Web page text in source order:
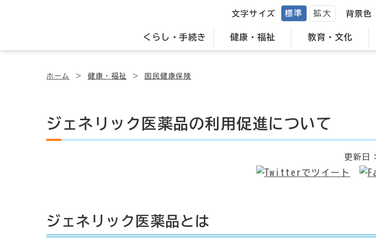
くらし・手続き 健康・福祉 教育・文化
文字サイズ 標準 拡大 背景色
ホーム 健康・福祉 国民健康保険
ジェネリック医薬品の利用促進について
更新日：
ジェネリック医薬品とは